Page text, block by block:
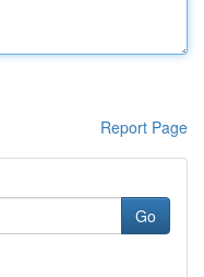
Report Page
Go